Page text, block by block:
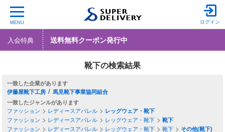
MENU ログイン
入会特典 送料無料クーポン発行中
靴下の検索結果
一致した企業
伊藤屋靴下工房 / 馬見靴下事業協同組合
一致したジャンル
ファッション
レディースアパレル
レッグウェア・靴下
ファッション
レディースアパレル レッグウェア・靴下
靴下
ファッション
レディースアパレル レッグウェア・靴下 靴下
その他(靴下)